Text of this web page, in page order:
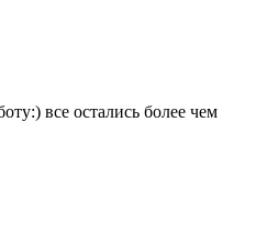
все остались более чем